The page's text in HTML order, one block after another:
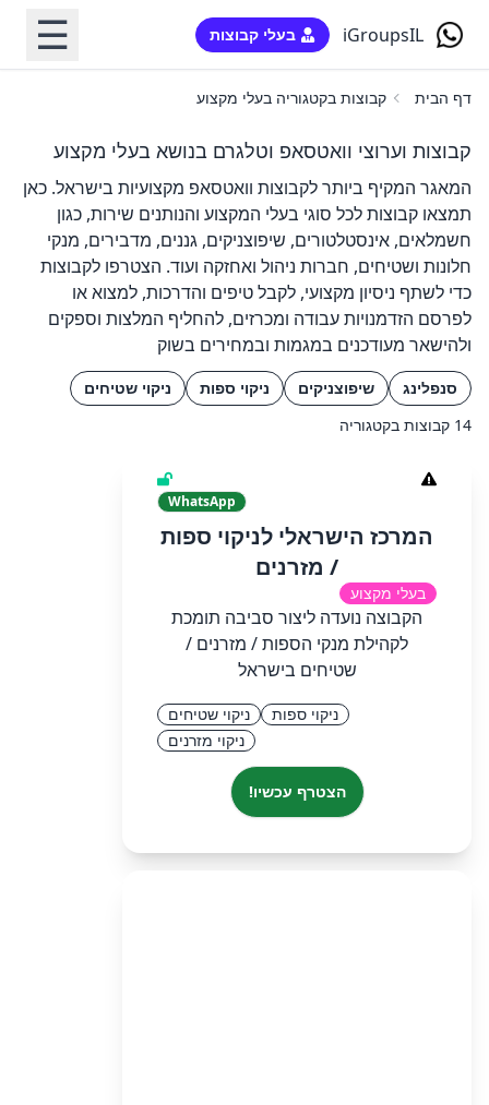
iGroupsIL בעלי קבוצות ☰
דף הבית קבוצות בקטגוריה בעלי מקצוע
קבוצות וערוצי וואטסאפ וטלגרם בנושא בעלי מקצוע
המאגר המקיף ביותר לקבוצות וואטסאפ מקצועיות בישראל. כאן
תמצאו קבוצות לכל סוגי בעלי המקצוע והנותנים שירות, כגון
חשמלאים, אינסטלטורים, שיפוצניקים, גננים, מדבירים, מנקי
חלונות ושטיחים, חברות ניהול ואחזקה ועוד. הצטרפו לקבוצות
כדי לשתף ניסיון מקצועי, לקבל טיפים והדרכות, למצוא או
לפרסם הזדמנויות עבודה ומכרזים, להחליף המלצות וספקים
ולהישאר מעודכנים במגמות ובמחירים בשוק
סנפלינג שיפוצניקים ניקוי ספות
ניקוי שטיחים
14 קבוצות בקטגוריה
WhatsApp
המרכז הישראלי לניקוי ספות
/ מזרנים
בעלי מקצוע
הקבוצה נועדה ליצור סביבה תומכת
לקהילת מנקי הספות / מזרנים /
שטיחים בישראל
ניקוי ספות
ניקוי שטיחים
ניקוי מזרנים
הצטרף עכשיו!